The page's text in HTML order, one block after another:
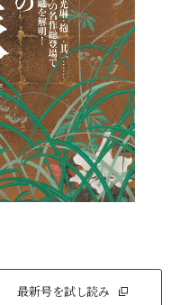
最新号を試し読み